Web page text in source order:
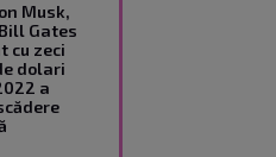
Musk,
Gates
cu zeci
dolari
a